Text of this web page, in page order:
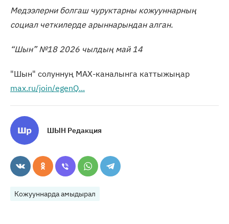
Медээлерни болгаш чуруктарны кожууннарның
социал четкилерде арыннарындан алган.
“Шын” №18 2026 чылдың май 14
"Шын" солуннуң МАХ-каналынга каттыжыңар
max.ru/join/egenQ...
ШЫН Редакция
Кожууннарда амыдырал